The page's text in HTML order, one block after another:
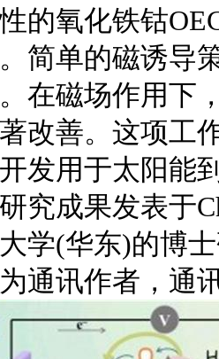
的氧化铁钴
简单的磁诱导
在磁场作用下
改善。这项工
发用于太阳能
究成果发表于
学(华东)的博
通讯作者，通